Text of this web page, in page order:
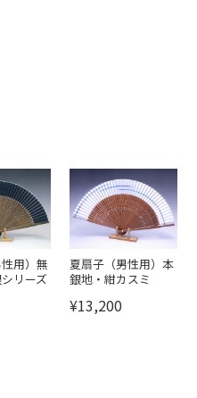
用）無
リーズ
夏扇子（男性用）本
銀地・紺カスミ
¥13,200